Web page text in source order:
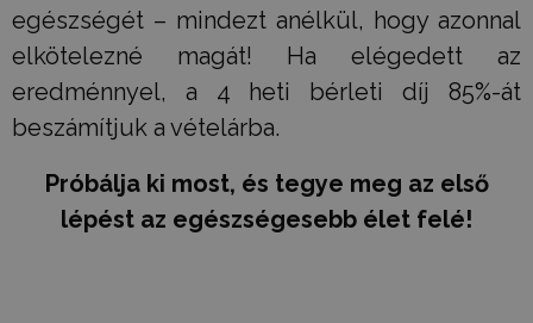
egészségét – mindezt anélkül, hogy azonnal
elkötelezné magát! Ha elégedett az
eredménnyel, a 4 heti bérleti díj 85%-át
beszámítjuk a vételárba.
Próbálja ki most, és tegye meg az első
lépést az egészségesebb élet felé!